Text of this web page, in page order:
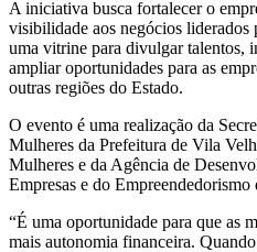
A iniciativa busca fortalecer o
visibilidade aos negócios
uma vitrine para divulgar talentos,
ampliar oportunidades para as
outras regiões do Estado.
O evento é uma realização da
Mulheres da Prefeitura de Vila
Mulheres e da Agência de
Empresas e do
“É uma oportunidade para que as
mais autonomia financeira.